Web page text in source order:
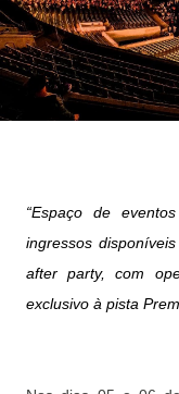
“Espaço de
ingressos
after party, com
exclusivo à pista